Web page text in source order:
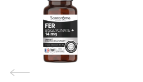
Iron Bisglycinate
14 mg +
Cofactors
(Vitamins C, B9,
B12) - 60
Capsules
Immunity